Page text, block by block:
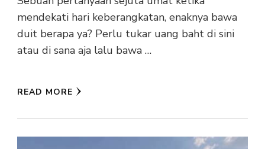
mendekati hari keberangkatan, enaknya bawa
duit berapa ya? Perlu tukar uang baht di sini
atau di sana aja lalu bawa …
READ MORE